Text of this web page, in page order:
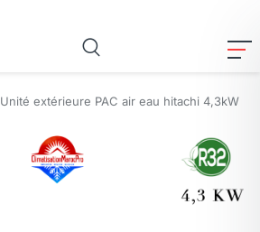
Unité extérieure PAC air eau hitachi 4,3kW